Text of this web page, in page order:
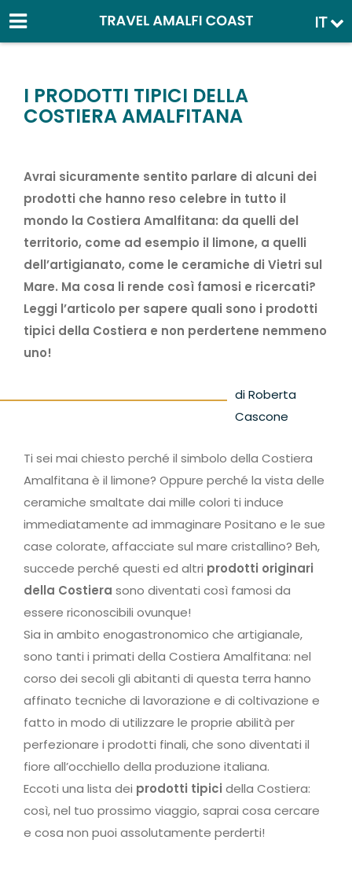
IT
I PRODOTTI TIPICI DELLA
COSTIERA AMALFITANA
Avrai sicuramente sentito parlare di alcuni dei
prodotti che hanno reso celebre in tutto il
mondo la Costiera Amalfitana: da quelli del
territorio, come ad esempio il limone, a quelli
dell’artigianato, come le ceramiche di Vietri sul
Mare. Ma cosa li rende così famosi e ricercati?
Leggi l’articolo per sapere quali sono i prodotti
tipici della Costiera e non perdertene nemmeno
uno!
di Roberta
Cascone
Ti sei mai chiesto perché il simbolo della Costiera
Amalfitana è il limone? Oppure perché la vista delle
ceramiche smaltate dai mille colori ti induce
immediatamente ad immaginare Positano e le sue
case colorate, affacciate sul mare cristallino? Beh,
succede perché questi ed altri prodotti originari
della Costiera sono diventati così famosi da
essere riconoscibili ovunque!
Sia in ambito enogastronomico che artigianale,
sono tanti i primati della Costiera Amalfitana: nel
corso dei secoli gli abitanti di questa terra hanno
affinato tecniche di lavorazione e di coltivazione e
fatto in modo di utilizzare le proprie abilità per
perfezionare i prodotti finali, che sono diventati il
fiore all’occhiello della produzione italiana.
Eccoti una lista dei prodotti tipici della Costiera:
così, nel tuo prossimo viaggio, saprai cosa cercare
e cosa non puoi assolutamente perderti!